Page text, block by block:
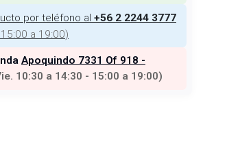
por teléfono al +56 2 2244 3777
a 19:00)
Apoquindo 7331 Of 918 -
10:30 a 14:30 - 15:00 a 19:00)